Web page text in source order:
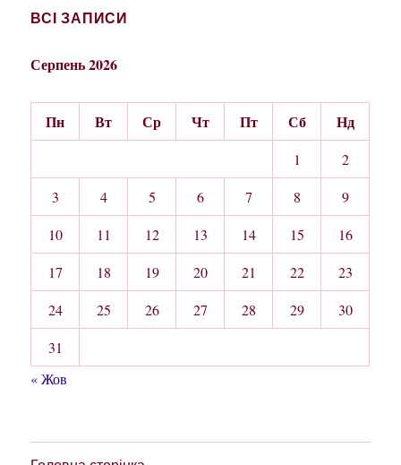
ВСІ ЗАПИСИ
Серпень 2026
Пн Вт Ср Чт Пт Сб Нд
1
2
3
4 5 6 7 8
9
10
11 12 13 14 15
16
17
18 19 20 21 22
23
24
25 26 27 28 29
30
31
« Жов